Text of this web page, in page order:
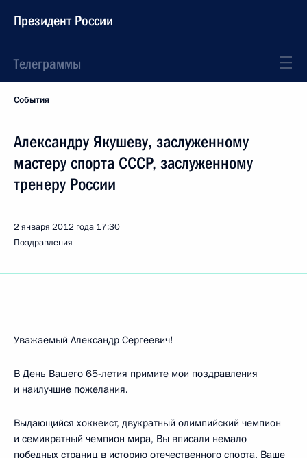
Президент России
Телеграммы
События
Александру Якушеву, заслуженному
мастеру спорта СССР, заслуженному
тренеру России
2 января 2012 года 17:30
Поздравления
Уважаемый Александр Сергеевич!
В День Вашего 65-летия примите мои поздравления
и наилучшие пожелания.
Выдающийся хоккеист, двукратный олимпийский чемпион
и семикратный чемпион мира, Вы вписали немало
победных страниц в историю отечественного спорта. Ваше